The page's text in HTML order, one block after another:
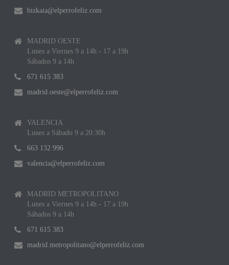
bizkaia@elperrofeliz.com
MADRID OESTE
Lunes a Viernes 9 a 14h - 17 a 19h
Sábados 9 a 14h
671 615 383
madrid.oeste@elperrofeliz.com
VALENCIA
Lunes a Sábado 9 a 20:30h
663 132 996
valencia@elperrofeliz.com
MADRID METROPOLITANO
Lunes a Viernes 9 a 14h - 17 a 19h
Sábados 9 a 14h
671 615 383
madrid.metropolitano@elperrofeliz.com